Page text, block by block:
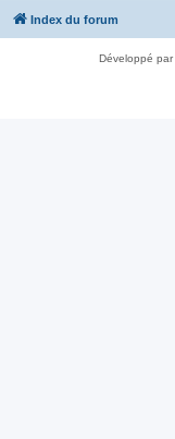
Index du forum
Développé par